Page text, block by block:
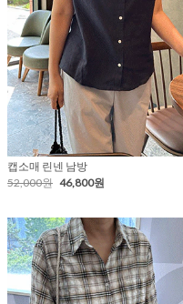
캡소매 린넨 남방
52,000원 46,800원